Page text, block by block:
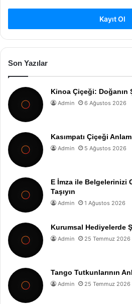
Kayıt Ol
Son Yazılar
Kinoa Çiçeği: Doğanın
Admin 6 Ağustos 2026
Kasımpatı Çiçeği
Admin 5 Ağustos 2026
E İmza ile Belgelerinizi
Taşıyın
Admin 1 Ağustos 2026
Kurumsal Hediyelerde
Admin 25 Temmuz 2026
Tango Tutkunlarının
Admin 25 Temmuz 2026